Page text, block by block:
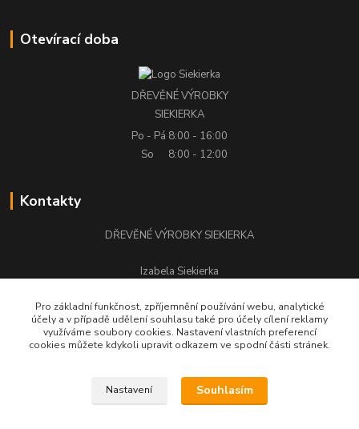
Otevírací doba
DŘEVĚNÉ VÝROBKY
SIEKIERKA
Po - Pá 8:00 - 16:00
So
8:00 - 12:00
Kontakty
DŘEVĚNÉ VÝROBKY SIEKIERKA
Izabela Siekierka
stolarstwo.siekierka@seznam.cz
Pro základní funkčnost, zpříjemnění používání webu, analytické
účely a v případě udělení souhlasu také pro účely cílení reklamy
využíváme soubory cookies. Nastavení vlastních preferencí
cookies můžete kdykoli upravit odkazem ve spodní části stránek.
Nastavení Souhlasím